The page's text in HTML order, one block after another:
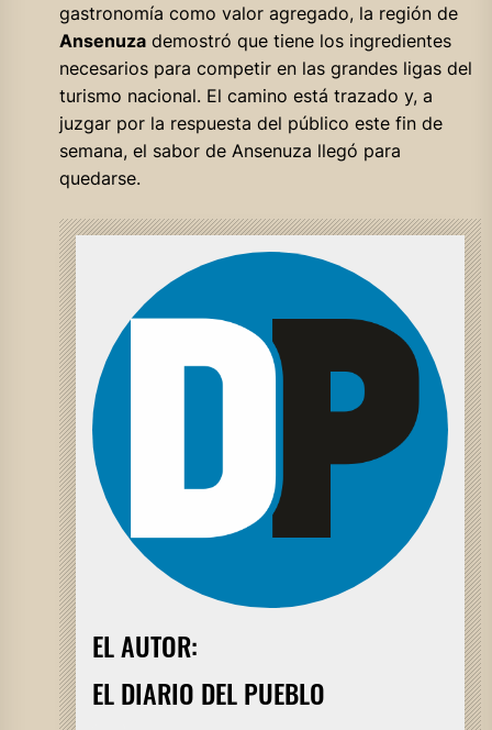
gastronomía como valor agregado, la región de
Ansenuzademostró que tiene los ingredientes
necesarios para competir en las grandes ligas del
turismo nacional. El camino está trazado y, a
juzgar por la respuesta del público este fin de
semana, el sabor de Ansenuza llegó para
quedarse.
EL AUTOR:
EL DIARIO DEL PUEBLO